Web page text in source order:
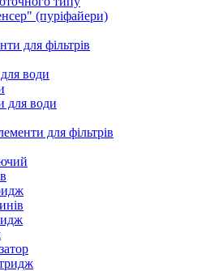
(пуріфайери)
для фільтрів
води
для води
для фільтрів